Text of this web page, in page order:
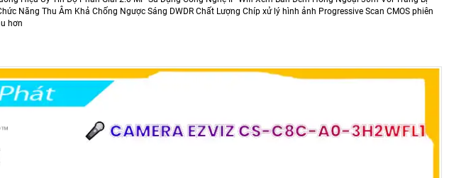
Năng Thu Âm Khả Chống Ngược Sáng DWDR Chất Lượng Chíp xử lý hình ảnh Progressive Scan CMOS phiên
hơn